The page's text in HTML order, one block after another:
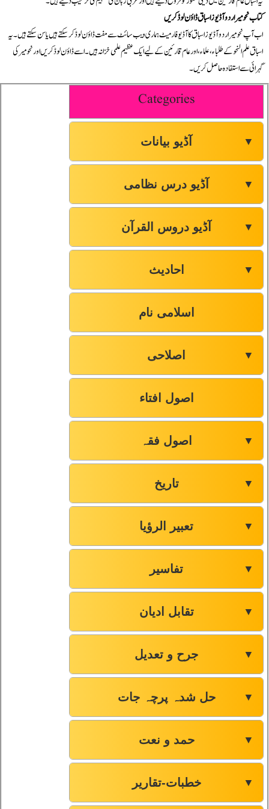
46 صفحہ-61
صفحہ-62
صفحہ-63
صفحہ-64
50 صفحہ-64
51 صفحہ-65
صفحہ-67
56 صفحہ-70
57 صفحہ-73
کتاب نحو میر اردو آڈیوز اسباق ڈاؤن لوڈ کریں
اب آپ نحو میر اردو آڈیوز اسباق کا آڈیو فارمیٹ ہماری ویب سائٹ سے مفت ڈاؤن لوڈ کر سکتے ہیں یا سن سکتے ہیں۔ یہ
اسباق علم النحو کے طلباء، علماء، اور عام قارئین کے لیے ایک عظیم علمی خزانہ ہیں۔ اسے ڈاؤن لوڈ کریں اور نحو میر کی
گہرائی سے استفادہ حاصل کریں۔
Categories
آڈیو بیانات ▼
آڈیو درس نظامی ▼
آڈیو دروس القرآن ▼
احادیث ▼
اسلامی نام
اصلاحی ▼
اصول افتاء
اصول فقہ ▼
تاریخ ▼
تعبیر الرؤیا ▼
تفاسیر ▼
تقابل ادیان ▼
جرح و تعدیل ▼
حل شدہ پرچہ جات ▼
حمد و نعت ▼
خطبات-تقاریر ▼